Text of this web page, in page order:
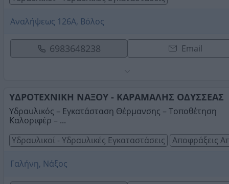
Αναλήψεως 126Α, Βόλος
6983648238 Email
ΥΔΡΟΤΕΧΝΙΚΗ ΝΑΞΟΥ - ΚΑΡΑΜΑΛΗΣ ΟΔΥΣΣΕΑΣ
Υδραυλικός – Εγκατάσταση Θέρμανσης – Τοποθέτηση
Καλοριφέρ – ...
Υδραυλικοί - Υδραυλικές Εγκαταστάσεις
Αποφράξεις
Γαλήνη, Νάξος